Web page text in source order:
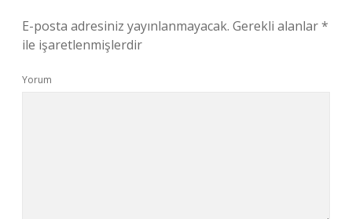
E-posta adresiniz yayınlanmayacak. Gerekli alanlar*
ile işaretlenmişlerdir
Yorum